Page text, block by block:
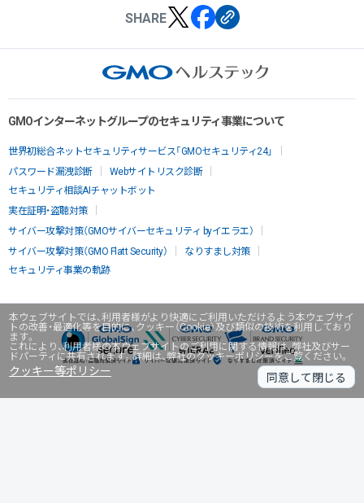
本ウェブサイトでは、利用者様がより快適にご利用いただけるよう本ウェブサイ
トの改善・最適化等を目的に、クッキー（Cookie）及び類似の技術を利用しており
ます。
これにより、利用者様の本ウェブサイトのご利用に関する情報は、弊社及びサー
ドパーティに共有されます。詳細は、弊社のクッキーポリシーをご覧ください。
クッキー等ポリシー 同意して閉じる
SHARE
GMOインターネットグループのセキュリティ事業について
世界初総合ネットセキュリティサービス「GMOセキュリティ24」
パスワード漏洩診断
Webサイトリスク診断
セキュリティ相談AIチャットボット
実在証明・盗聴対策
サイバー攻撃対策（GMOサイバーセキュリティ byイエラエ）
サイバー攻撃対策（GMO Flatt Security）
なりすまし対策
セキュリティ事業の軌跡